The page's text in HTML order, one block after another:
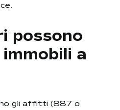
possono
a
gli affitti (887 o